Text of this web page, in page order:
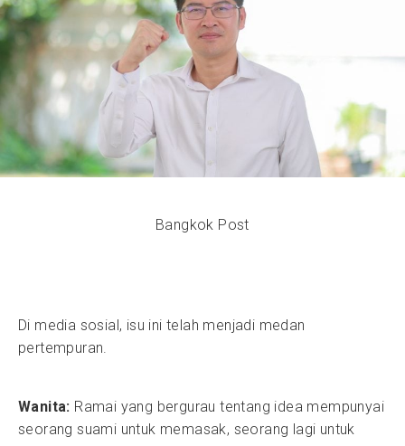
Bangkok Post
Di media sosial, isu ini telah menjadi medan
pertempuran.
Wanita: Ramai yang bergurau tentang idea mempunyai
seorang suami untuk memasak, seorang lagi untuk